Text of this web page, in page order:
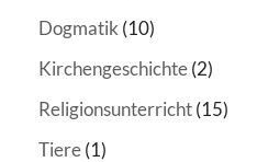
Dogmatik (10)
Kirchengeschichte(2)
Religionsunterricht(15)
Tiere(1)